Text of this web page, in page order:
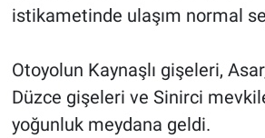
istikametinde ulaşım normal
Otoyolun Kaynaşlı gişeleri,
Düzce gişeleri ve Sinirci
yoğunluk meydana geldi.